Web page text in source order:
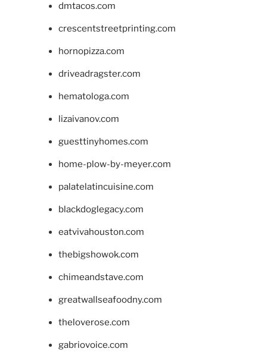
dmtacos.com
crescentstreetprinting.com
hornopizza.com
driveadragster.com
hematologa.com
lizaivanov.com
guesttinyhomes.com
home-plow-by-meyer.com
palatelatincuisine.com
blackdoglegacy.com
eatvivahouston.com
thebigshowok.com
chimeandstave.com
greatwallseafoodny.com
theloverose.com
gabriovoice.com